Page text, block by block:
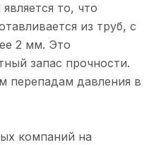
то, что
из труб, с
2 мм. Это
запас прочности.
перепадам давления в
компаний на